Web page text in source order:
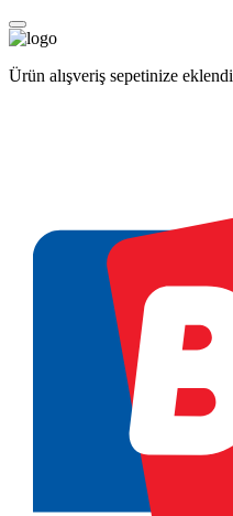
Ürün alışveriş sepetinize eklendi